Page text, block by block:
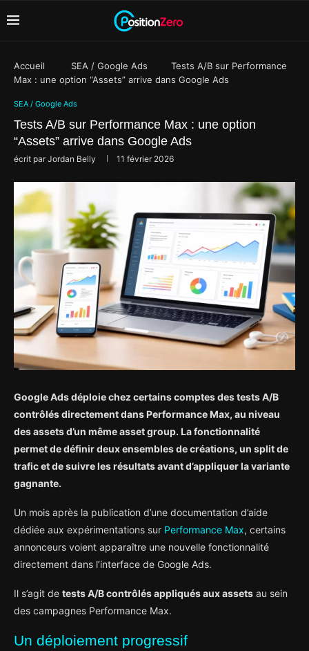
Accueil SEA / Google Ads
Tests A/B sur Performance
Max : une option “Assets” arrive dans Google Ads
SEA / Google Ads
Tests A/B sur Performance Max : une option
“Assets” arrive dans Google Ads
écrit parJordan Belly 11 février 2026
Google Ads déploie chez certains comptes des tests A/B
contrôlés directement dans Performance Max, au niveau
des assets d’un même asset group. La fonctionnalité
permet de définir deux ensembles de créations, un split de
trafic et de suivre les résultats avant d’appliquer la variante
gagnante.
Un mois après la publication d’une documentation d’aide
dédiée aux expérimentations sur Performance Max, certains
annonceurs voient apparaître une nouvelle fonctionnalité
directement dans l’interface de Google Ads.
Il s’agit de tests A/B contrôlés appliqués aux assets au sein
des campagnes Performance Max.
Un déploiement progressif